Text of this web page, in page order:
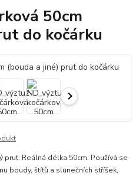
50cm
do kočárku
prut. Reálná délka 50cm. Používá se
boudy, štítů a slunečních stříšek,